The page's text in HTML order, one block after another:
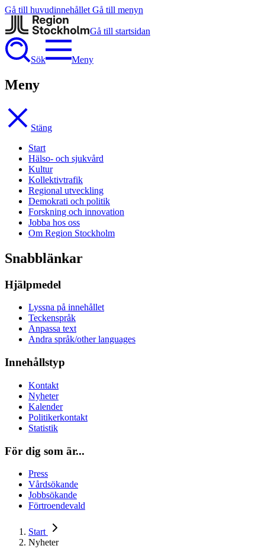
Gå till huvudinnehållet Gå till menyn
Gå till startsidan
Sök Meny
Meny
Stäng
Start
Hälso- och sjukvård
Kultur
Kollektivtrafik
Regional utveckling
Demokrati och politik
Forskning och innovation
Jobba hos oss
Om Region Stockholm
Snabblänkar
Hjälpmedel
Lyssna på innehållet
Teckenspråk
Anpassa text
Andra språk/other languages
Innehållstyp
Kontakt
Nyheter
Kalender
Politikerkontakt
Statistik
För dig som är...
Press
Vårdsökande
Jobbsökande
Förtroendevald
Start
Nyheter